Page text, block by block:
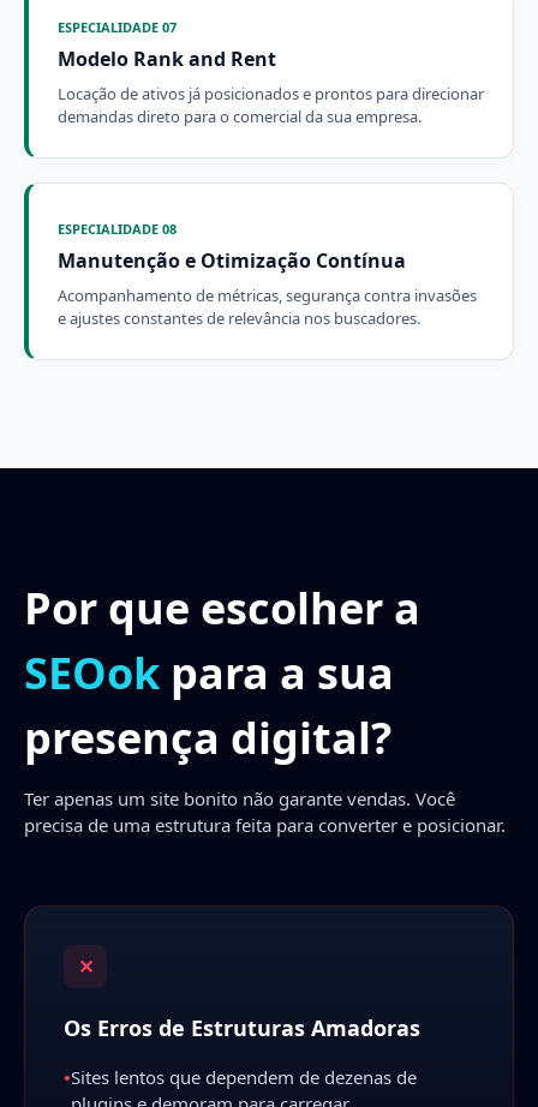
ESPECIALIDADE 07
Modelo Rank and Rent
Locação de ativos já posicionados e prontos para direcionar
demandas direto para o comercial da sua empresa.
ESPECIALIDADE 08
Manutenção e Otimização Contínua
Acompanhamento de métricas, segurança contra invasões
e ajustes constantes de relevância nos buscadores.
Por que escolher a
SEOok para a sua
presença digital?
Ter apenas um site bonito não garante vendas. Você
precisa de uma estrutura feita para converter e posicionar.
✕
Os Erros de Estruturas Amadoras
•Sites lentos que dependem de dezenas de